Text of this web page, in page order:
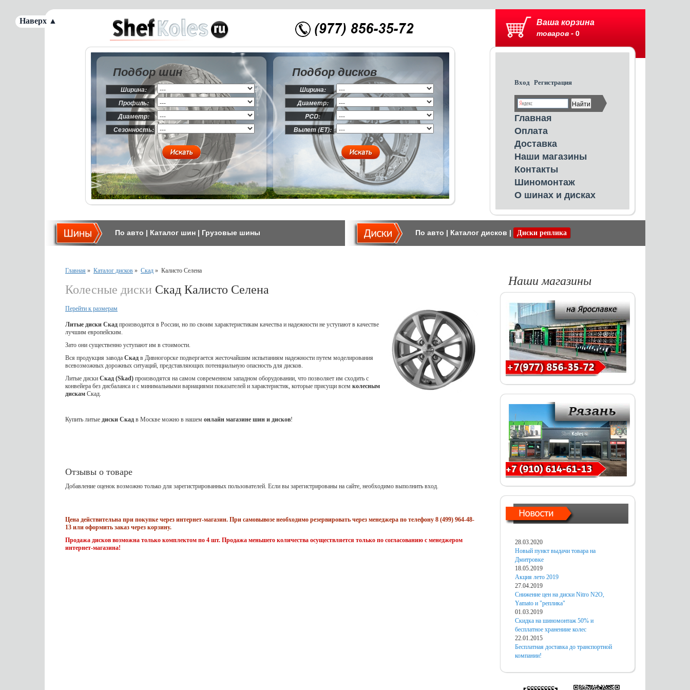
Ваша корзина
товаров - 0
Вход Регистрация
Главная
Оплата
Доставка
Наши магазины
Контакты
Шиномонтаж
О шинах и дисках
Подбор шин
Ширина:
Профиль:
Диаметр:
Сезонность:
Подбор дисков
Ширина:
Диаметр:
PCD:
Вылет (ET):
По авто | Каталог шин | Грузовые шины По авто | Каталог дисков | Диски реплика
Главная » Каталог дисков » Скад » Калисто Селена
Колесные диски Скад Калисто Селена
Перейти к размерам
Литые диски Скад производятся в России, но по своим характеристикам качества и надежности не уступают в качестве
лучшим европейским.
Зато они существенно уступают им в стоимости.
Вся продукция завода Скад в Дивногорске подвергается жесточайшим испытаниям надежности путем моделирования
всевозможных дорожных ситуаций, представляющих потенциальную опасность для дисков.
Литые диски Скад (Skad) производятся на самом современном западном оборудовании, что позволяет им сходить с
конвейера без дисбаланса и с минимальными вариациями показателей и характеристик, которые присущи всем колесным
дискам Скад.
Купить литые диски Скад в Москве можно в нашем онлайн магазине шин и дисков!
Отзывы о товаре
Добавление оценок возможно только для зарегистрированных пользователей. Если вы зарегистрированы на сайте, необходимо выполнить вход.
Цена действительна при покупке через интернет-магазин. При самовывозе необходимо резервировать через менеджера по телефону 8 (499) 964-48-
13 или оформить заказ через корзину.
Продажа дисков возможна только комплектом по 4 шт. Продажа меньшего количества осуществляется только по согласованию с менеджером
интернет-магазина!
Наши магазины
28.03.2020
Новый пункт выдачи товара на
Дмитровке
18.05.2019
Акция лето 2019
27.04.2019
Снижение цен на диски Nitro N2O,
Yamato и "реплика"
01.03.2019
Скидка на шиномонтаж 50% и
бесплатное хранениие колес
22.01.2015
Бесплатная доставка до транспортной
компании!
Наверх ▲